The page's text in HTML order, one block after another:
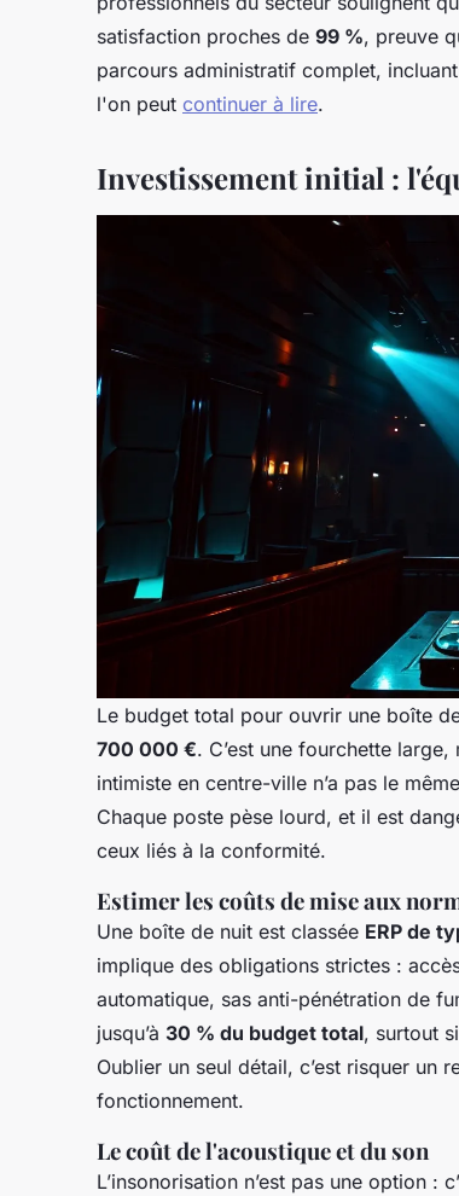
satisfaction proches de 99 %, preuve
parcours administratif complet,
l'on peut continuer à lire.
Investissement initial :
Le budget total pour ouvrir une boîte
700 000 €. C’est une fourchette
intimiste en centre-ville n’a pas le
Chaque poste pèse lourd, et il est
ceux liés à la conformité.
Estimer les coûts de mise aux
Une boîte de nuit est classée ERP de
implique des obligations strictes :
automatique, sas anti-pénétration de
jusqu’à 30 % du budget total, surtout
Oublier un seul détail, c’est risquer un
fonctionnement.
Le coût de l'acoustique et du son
L’insonorisation n’est pas une option :